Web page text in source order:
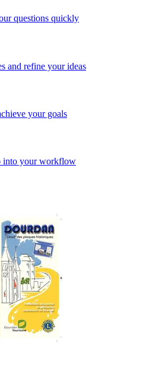
questions quickly
and refine your ideas
your goals
into your workflow